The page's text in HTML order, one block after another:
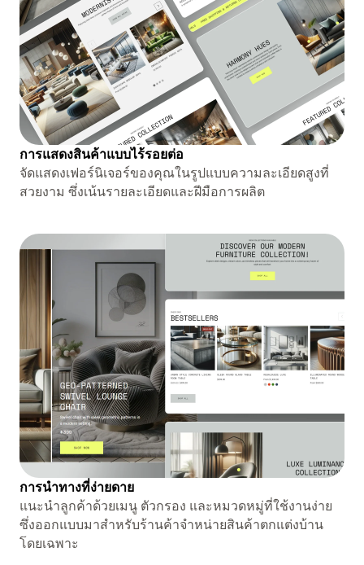
การแสดงสินค้าแบบไร้รอยต่อ
จัดแสดงเฟอร์นิเจอร์ของคุณในรูปแบบความละเอียดสูงที่
สวยงาม ซึ่งเน้นรายละเอียดและฝีมือการผลิต
การนำทางที่ง่ายดาย
แนะนำลูกค้าด้วยเมนู ตัวกรอง และหมวดหมู่ที่ใช้งานง่าย
ซึ่งออกแบบมาสำหรับร้านค้าจำหน่ายสินค้าตกแต่งบ้าน
โดยเฉพาะ